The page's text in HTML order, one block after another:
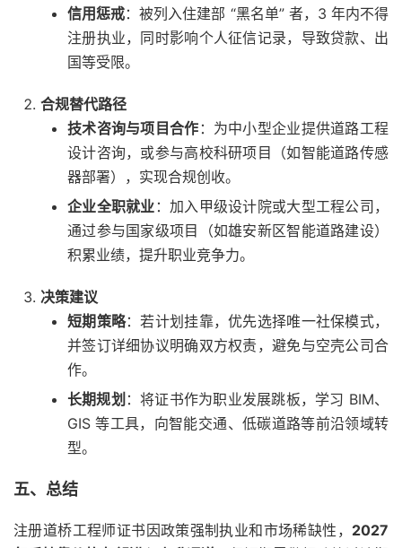
信用惩戒：被列入住建部 “黑名单” 者，3 年内不得
注册执业，同时影响个人征信记录，导致贷款、出
国等受限。
合规替代路径
技术咨询与项目合作 ：为中小型企业提供道路工程
设计咨询，或参与高校科研项目（如智能道路传感
器部署），实现合规创收。
企业全职就业 ：加入甲级设计院或大型工程公司，
通过参与国家级项目（如雄安新区智能道路建设）
积累业绩，提升职业竞争力。
决策建议
短期策略：若计划挂靠，优先选择唯一社保模式，
并签订详细协议明确双方权责，避免与空壳公司合
作。
长期规划 ：将证书作为职业发展跳板，学习 BIM、
GIS 等工具，向智能交通、低碳道路等前沿领域转
型。
五、总结
注册道桥工程师证书因政策强制执业和市场稀缺性， 2027